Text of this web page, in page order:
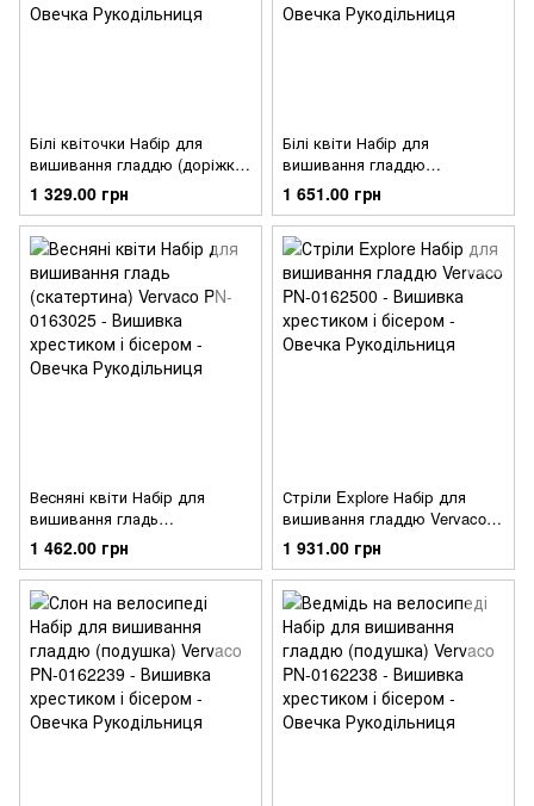
Білі квіточки Набір для
вишивання гладдю (доріжка
на стіл) Vervaco PN-0165300
1 329.00 грн
Білі квіти Набір для
вишивання гладдю
(скатертина)Vervaco PN-
0164728
1 651.00 грн
Весняні квіти Набір для
вишивання гладь
(скатертина) Vervaco PN-
0163025
1 462.00 грн
Стріли Explore Набір для
вишивання гладдю Vervaco
PN-0162500
1 931.00 грн